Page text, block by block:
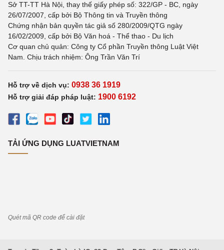
Sở TT-TT Hà Nội, thay thế giấy phép số: 322/GP - BC, ngày
26/07/2007, cấp bởi Bộ Thông tin và Truyền thông
Chứng nhận bản quyền tác giả số 280/2009/QTG ngày
16/02/2009, cấp bởi Bộ Văn hoá - Thể thao - Du lịch
Cơ quan chủ quản: Công ty Cổ phần Truyền thông Luật Việt
Nam. Chịu trách nhiệm: Ông Trần Văn Trí
Hỗ trợ về dịch vụ: 0938 36 1919
Hỗ trợ giải đáp pháp luật: 1900 6192
TẢI ỨNG DỤNG LUATVIETNAM
Quét mã QR code để cài đặt